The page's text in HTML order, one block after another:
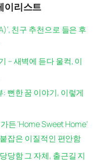
이리스트
친구 추천으로 들은 후
– 새벽에 듣다 울컥, 이
: 뻔한 꿈 이야기, 이렇게
든 ‘Home Sweet Home’
잡은 이질적인 편안함
당함 그 자체, 출근길 지